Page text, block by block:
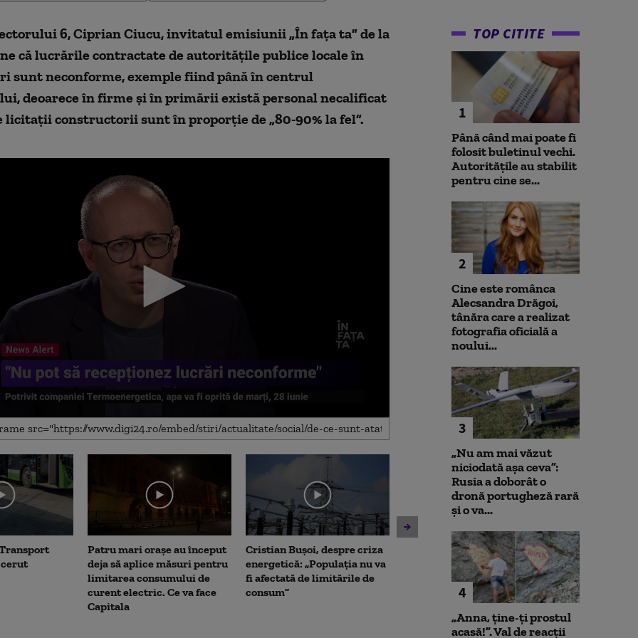
6, Ciprian Ciucu, invitatul emisiunii „În fața ta” de la
că lucrările contractate de autoritățile publice locale în
sunt neconforme, exemple fiind până în centrul
deoarece în firme și în primării există personal necalificat
constructorii sunt în proporție de „80-90% la fel”.
Patru mari orașe au început
deja să aplice măsuri pentru
limitarea consumului de
curent electric. Ce va face
Capitala
Cristian Bușoi, despre criza
energetică: „Populația nu va
fi afectată de limitările de
consum”
Noi verificări pe aeroportul
din Leipzig: sute de polițiști
caută o a doua dronă.
Varianta exclusă de
Avertisment
după
pe cărbune:
poate avea
financiare”
TOP CITITE
1
Până când mai poate fi
folosit buletinul vechi.
Autoritățile au stabilit
pentru cine se...
2
Cine este românca
Alecsandra Drăgoi,
tânăra care a realizat
fotografia oficială a
noului...
3
„Nu am mai văzut
niciodată așa ceva”:
Rusia a doborât o
dronă portugheză rară
și o va...
4
„Anna, ţine-ţi prostul
acasă!”. Val de reacții